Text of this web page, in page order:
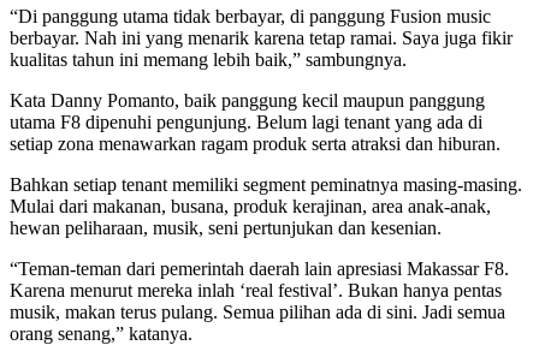
“Di panggung utama tidak berbayar, di panggung Fusion music
berbayar. Nah ini yang menarik karena tetap ramai. Saya juga fikir
kualitas tahun ini memang lebih baik,” sambungnya.
Kata Danny Pomanto, baik panggung kecil maupun panggung
utama F8 dipenuhi pengunjung. Belum lagi tenant yang ada di
setiap zona menawarkan ragam produk serta atraksi dan hiburan.
Bahkan setiap tenant memiliki segment peminatnya masing-masing.
Mulai dari makanan, busana, produk kerajinan, area anak-anak,
hewan peliharaan, musik, seni pertunjukan dan kesenian.
“Teman-teman dari pemerintah daerah lain apresiasi Makassar F8.
Karena menurut mereka inlah ‘real festival’. Bukan hanya pentas
musik, makan terus pulang. Semua pilihan ada di sini. Jadi semua
orang senang,” katanya.